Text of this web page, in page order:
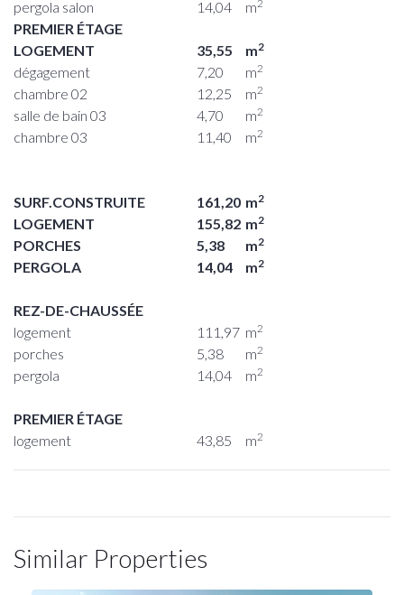
pergola salon 14,04 m2
PREMIER ÉTAGE
LOGEMENT
35,55 m2
dégagement 7,20 m2
chambre 02 12,25 m2
salle de bain 03 4,70 m2
chambre 03 11,40 m2
SURF.CONSTRUITE 161,20 m2
LOGEMENT 155,82 m2
PORCHES 5,38 m2
PERGOLA 14,04 m2
REZ-DE-CHAUSSÉE
logement
111,97 m2
porches 5,38 m2
pergola 14,04 m2
PREMIER ÉTAGE
logement
43,85 m2
Similar Properties